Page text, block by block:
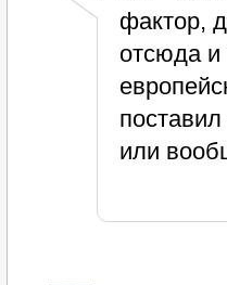
фактор,
отсюда
или